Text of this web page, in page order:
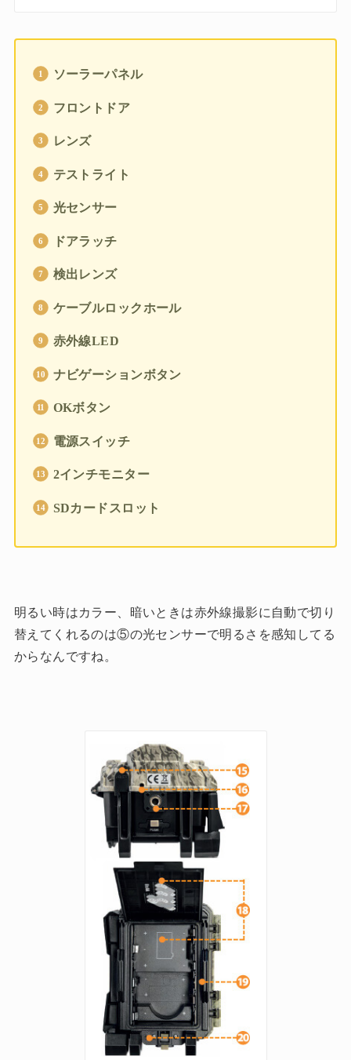
ソーラーパネル
フロントドア
レンズ
テストライト
光センサー
ドアラッチ
検出レンズ
ケーブルロックホール
赤外線LED
ナビゲーションボタン
OKボタン
電源スイッチ
2インチモニター
SDカードスロット
明るい時はカラー、暗いときは赤外線撮影に自動で切り
替えてくれるのは⑤の光センサーで明るさを感知してる
からなんですね。